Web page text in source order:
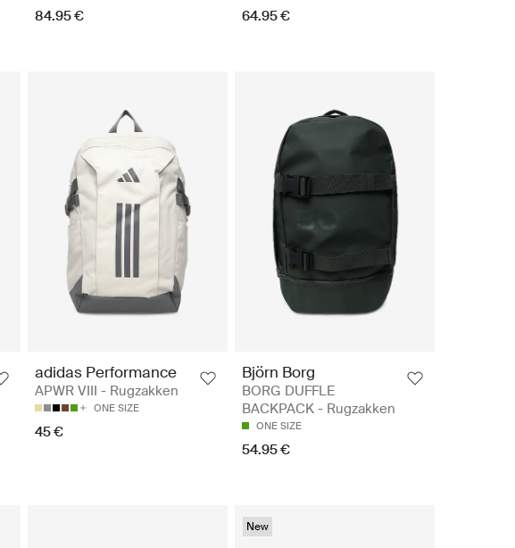
84.95 € 64.95 €
adidas Performance
APWR VIII - Rugzakken
ONE SIZE
45 €
Björn Borg
BORG DUFFLE
BACKPACK - Rugzakken
ONE SIZE
54.95 €
New